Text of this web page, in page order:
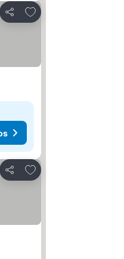
Partilhar
Adicionar aos favoritos
Partilhar
Adicionar aos favoritos